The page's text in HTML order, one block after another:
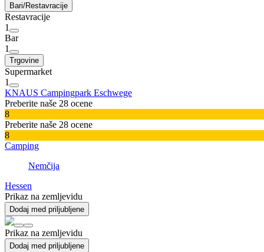
Bari/Restavracije
Restavracije
1
Bar
1
Trgovine
Supermarket
1
KNAUS Campingpark Eschwege
Preberite naše 28 ocene
8
Preberite naše 28 ocene
8
Camping
Nemčija
Hessen
Prikaz na zemljevidu
Dodaj med priljubljene
Prikaz na zemljevidu
Dodaj med priljubljene